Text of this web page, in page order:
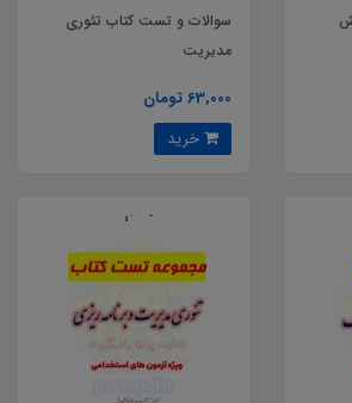
سوالات و تست کتاب تئوری
مدیریت
63,000 تومان